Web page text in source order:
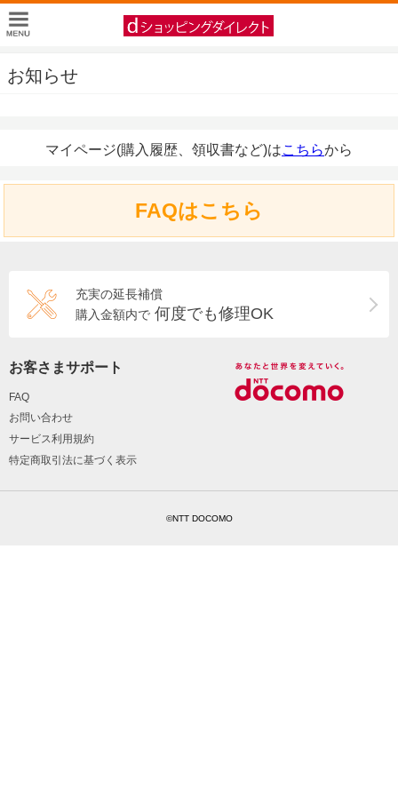
お知らせ
マイページ(購入履歴、領収書など)はこちらから
FAQはこちら
充実の延長補償
購入金額内で 何度でも修理OK
お客さまサポート
FAQ
お問い合わせ
サービス利用規約
特定商取引法に基づく表示
©NTT DOCOMO